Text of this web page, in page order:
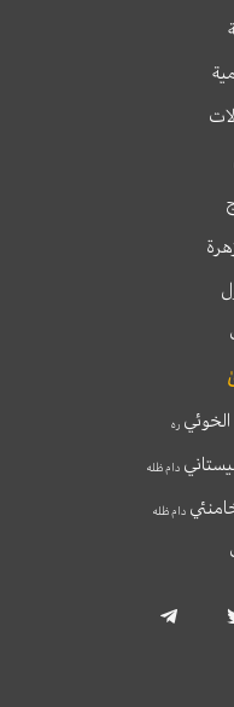
ره
دام ظله
دام ظله
l